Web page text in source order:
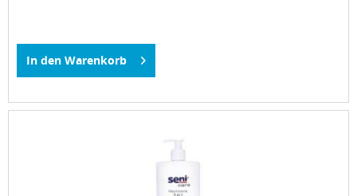
In den Warenkorb